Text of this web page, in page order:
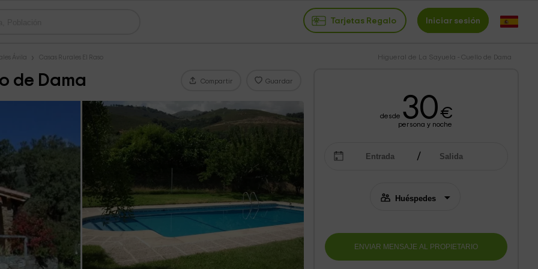
Tarjetas Regalo Iniciar sesión
Ávila Casas Rurales El Raso Higueral de La Sayuela - Cuello de Dama
de Dama Compartir Guardar
desde 30€
persona y noche